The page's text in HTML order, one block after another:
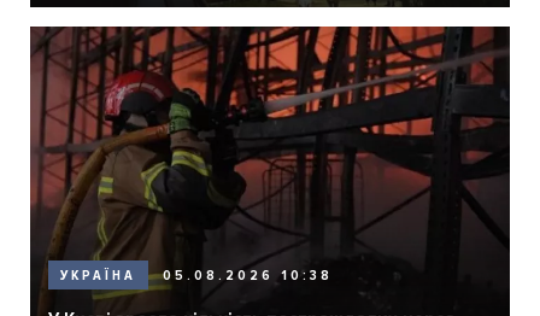
УКРАЇНА 05.08.2026 10:38